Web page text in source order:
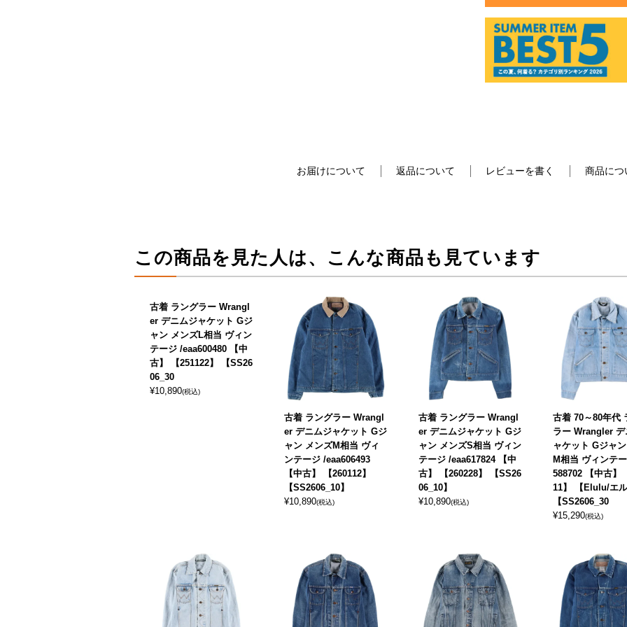
お届けについて 返品について レビューを書く 商品につ
この商品を見た人は、こんな商品も見ています
古着 ラングラー Wrangl
er デニムジャケット Gジ
ャン メンズL相当 ヴィン
テージ /eaa600480 【中
古】 【251122】 【SS26
06_30
¥10,890(税込)
古着 ラングラー Wrangl
er デニムジャケット Gジ
ャン メンズM相当 ヴィ
ンテージ /eaa606493
【中古】 【260112】
【SS2606_10】
¥10,890(税込)
古着 ラングラー Wrangl
er デニムジャケット Gジ
ャン メンズS相当 ヴィン
テージ /eaa617824 【中
古】 【260228】 【SS26
06_10】
¥10,890(税込)
古着 70～80年代
ラー Wrangler デ
ャケット Gジャ
M相当 ヴィンテ
588702 【中古】
11】 【Elulu/エ
【SS2606_30
¥15,290(税込)